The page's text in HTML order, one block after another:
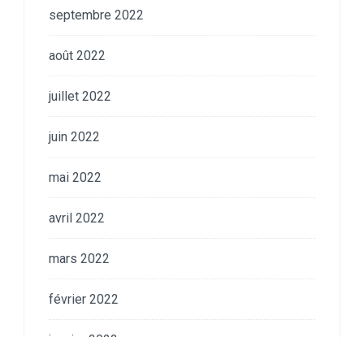
septembre 2022
août 2022
juillet 2022
juin 2022
mai 2022
avril 2022
mars 2022
février 2022